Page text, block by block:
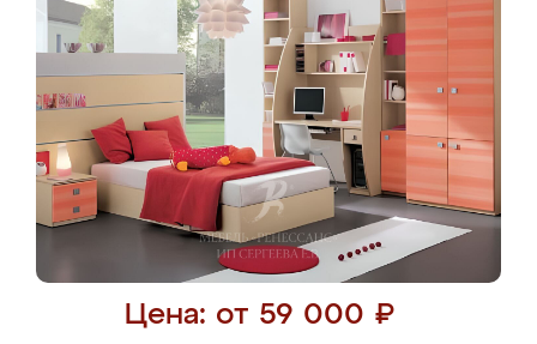
Цена: от 59 000 ₽